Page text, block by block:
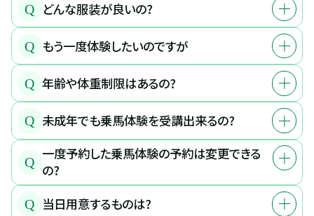
Q どんな服装が良いの?
Q もう一度体験したいのですが
Q 年齢や体重制限はあるの?
Q 未成年でも乗馬体験を受講出来るの?
Q 一度予約した乗馬体験の予約は変更できる
の?
Q 当日用意するものは?